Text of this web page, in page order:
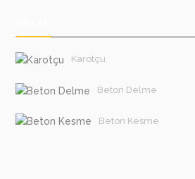
Karotçu
Beton Delme
Beton Kesme